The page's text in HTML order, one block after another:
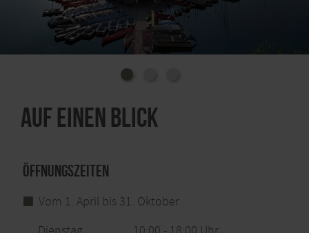
Segelschule
RurseeZeit beheimatet außerdem eine Segelschule.
Um genau zu sein, eine der ältesten in ganz
Deutschland. Wer will, kann bei den erfahrenen
Profis in einem 11-tägigen Kompaktkurs gleich den
amtlichen Sportbootführerschein für Binnen oder
Weitere Erlebnisse auf dem Wasser
vielfältigen Erlebnisfahrten von RurseeZeit bestens
aufgehoben. So sind die Abendfahrten an
für alle, die die Dämmerungsstimmung am See
lieben. Darüber hinaus sind geführte Segelfahrten in
Auf einen Blick
Öffnungszeiten
Vom 1. April bis 31. Oktober